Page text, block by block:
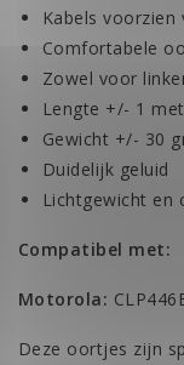
Kabels voorzien
Comfortabele
Zowel voor
Lengte +/- 1
Gewicht +/- 30
Duidelijk geluid
Lichtgewicht en
Compatibel met:
Motorola:
Deze oortjes zijn